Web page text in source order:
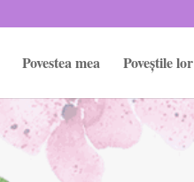
Povestea mea Poveștile lor